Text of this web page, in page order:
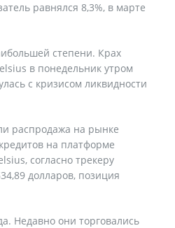
равнялся 8,3%, в марте
степени. Крах
в понедельник утром
с кризисом ликвидности
распродажа на рынке
на платформе
согласно трекеру
долларов, позиция
Недавно они торговались